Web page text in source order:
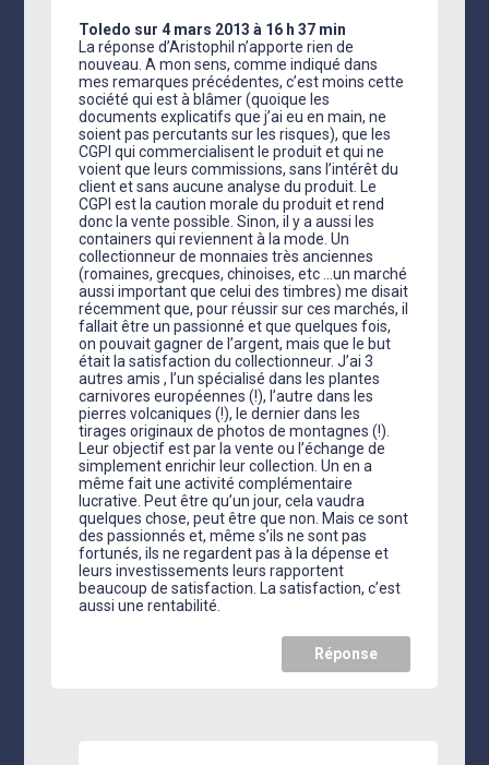
Toledo sur 4 mars 2013 à 16 h 37 min
La réponse d’Aristophil n’apporte rien de
nouveau. A mon sens, comme indiqué dans
mes remarques précédentes, c’est moins cette
société qui est à blâmer (quoique les
documents explicatifs que j’ai eu en main, ne
soient pas percutants sur les risques), que les
CGPI qui commercialisent le produit et qui ne
voient que leurs commissions, sans l’intérêt du
client et sans aucune analyse du produit. Le
CGPI est la caution morale du produit et rend
donc la vente possible. Sinon, il y a aussi les
containers qui reviennent à la mode. Un
collectionneur de monnaies très anciennes
(romaines, grecques, chinoises, etc …un marché
aussi important que celui des timbres) me disait
récemment que, pour réussir sur ces marchés, il
fallait être un passionné et que quelques fois,
on pouvait gagner de l’argent, mais que le but
était la satisfaction du collectionneur. J’ai 3
autres amis , l’un spécialisé dans les plantes
carnivores européennes (!), l’autre dans les
pierres volcaniques (!), le dernier dans les
tirages originaux de photos de montagnes (!).
Leur objectif est par la vente ou l’échange de
simplement enrichir leur collection. Un en a
même fait une activité complémentaire
lucrative. Peut être qu’un jour, cela vaudra
quelques chose, peut être que non. Mais ce sont
des passionnés et, même s’ils ne sont pas
fortunés, ils ne regardent pas à la dépense et
leurs investissements leurs rapportent
beaucoup de satisfaction. La satisfaction, c’est
aussi une rentabilité.
Réponse